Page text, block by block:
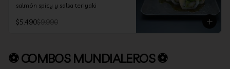
salmón spicy y salsa teriyaki
$5.490$9.990
⚽ COMBOS MUNDIALEROS ⚽